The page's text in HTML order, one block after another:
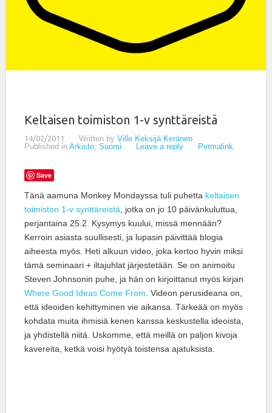
Keltaisen toimiston 1-v synttäreistä
14/02/2011 Written by Ville Keksijä Keränen
Published in Arkisto, Suomi Leave a reply Permalink
Save
Tänä aamuna Monkey Mondayssa tuli puhetta keltaisen
toimiston 1-v synttäreistä, jotka on jo 10 päivänkuluttua,
perjantaina 25.2. Kysymys kuului, missä mennään?
Kerroin asiasta suullisesti, ja lupasin päivittää blogia
aiheesta myös. Heti alkuun video, joka kertoo hyvin miksi
tämä seminaari + iltajuhlat järjestetään. Se on animoitu
Steven Johnsonin puhe, ja hän on kirjoittanut myös kirjan
Where Good Ideas Come From. Videon perusideana on,
että ideoiden kehittyminen vie aikansa. Tärkeää on myös
kohdata muita ihmisiä kenen kanssa keskustella ideoista,
ja yhdistellä niitä. Uskomme, että meillä on paljon kivoja
kavereita, ketkä voisi hyötyä toistensa ajatuksista.